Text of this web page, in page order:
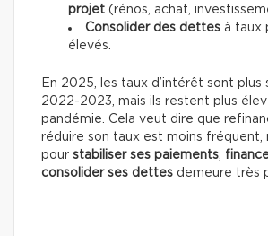
projet (rénos, achat,
Consolider des dettes à taux
élevés.
En 2025, les taux d’intérêt sont plus
2022-2023, mais ils restent plus
pandémie. Cela veut dire que
réduire son taux est moins fréquent,
pour stabiliser ses paiements,
consolider ses dettes demeure très